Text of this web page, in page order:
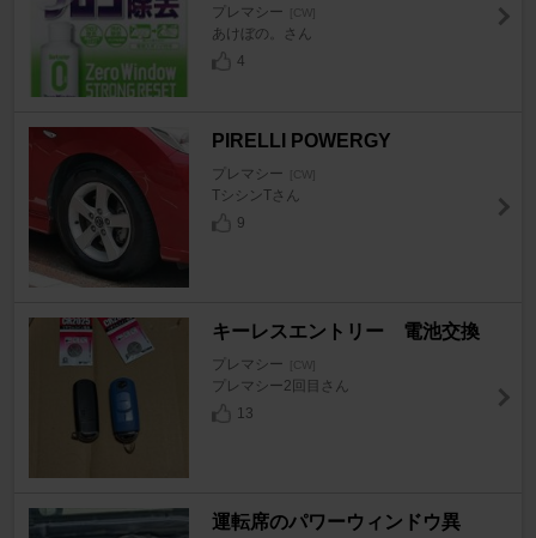
プレマシー [CW]
あけぼの。さん
4
PIRELLI POWERGY
プレマシー [CW]
TシシンTさん
9
キーレスエントリー 電池交換
プレマシー [CW]
プレマシー2回目さん
13
運転席のパワーウィンドウ異